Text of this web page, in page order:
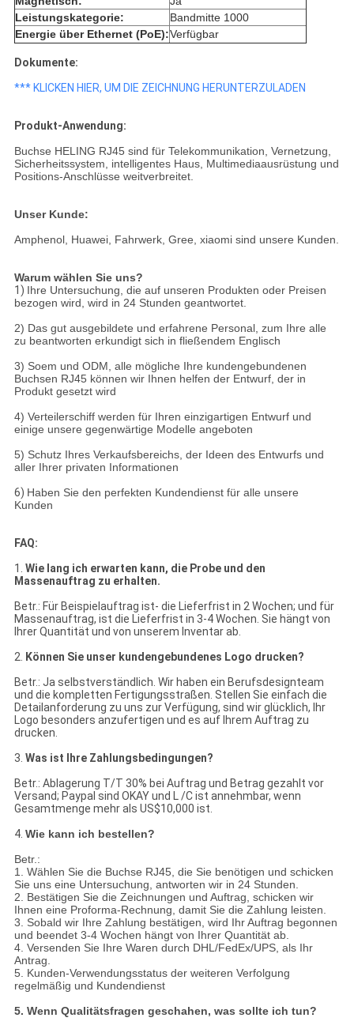
Leistungskategorie:
Bandmitte 1000
Energie über Ethernet (PoE):Verfügbar
Dokumente:
*** KLICKEN HIER, UM DIE ZEICHNUNG HERUNTERZULADEN
Produkt-Anwendung:
Buchse HELING RJ45 sind für Telekommunikation, Vernetzung,
Sicherheitssystem, intelligentes Haus, Multimediaausrüstung und
Positions-Anschlüsse weitverbreitet.
Unser Kunde:
Amphenol, Huawei, Fahrwerk, Gree, xiaomi sind unsere Kunden.
Warum wählen Sie uns?
1) Ihre Untersuchung, die auf unseren Produkten oder Preisen
bezogen wird, wird in 24 Stunden geantwortet.
2) Das gut ausgebildete und erfahrene Personal, zum Ihre alle
zu beantworten erkundigt sich in fließendem Englisch
3) Soem und ODM, alle mögliche Ihre kundengebundenen
Buchsen RJ45 können wir Ihnen helfen der Entwurf, der in
Produkt gesetzt wird
4) Verteilerschiff werden für Ihren einzigartigen Entwurf und
einige unsere gegenwärtige Modelle angeboten
5) Schutz Ihres Verkaufsbereichs, der Ideen des Entwurfs und
aller Ihrer privaten Informationen
6) Haben Sie den perfekten Kundendienst für alle unsere
Kunden
FAQ:
1. Wie lang ich erwarten kann, die Probe und den
Massenauftrag zu erhalten.
Betr.: Für Beispielauftrag ist- die Lieferfrist in 2 Wochen; und für
Massenauftrag, ist die Lieferfrist in 3-4 Wochen. Sie hängt von
Ihrer Quantität und von unserem Inventar ab.
2. Können Sie unser kundengebundenes Logo drucken?
Betr.: Ja selbstverständlich. Wir haben ein Berufsdesignteam
und die kompletten Fertigungsstraßen. Stellen Sie einfach die
Detailanforderung zu uns zur Verfügung, sind wir glücklich, Ihr
Logo besonders anzufertigen und es auf Ihrem Auftrag zu
drucken.
3. Was ist Ihre Zahlungsbedingungen?
Betr.: Ablagerung T/T 30% bei Auftrag und Betrag gezahlt vor
Versand; Paypal sind OKAY und L /C ist annehmbar, wenn
Gesamtmenge mehr als US$10,000 ist.
4. Wie kann ich bestellen?
Betr.:
1. Wählen Sie die Buchse RJ45, die Sie benötigen und schicken
Sie uns eine Untersuchung, antworten wir in 24 Stunden.
2. Bestätigen Sie die Zeichnungen und Auftrag, schicken wir
Ihnen eine Proforma-Rechnung, damit Sie die Zahlung leisten.
3. Sobald wir Ihre Zahlung bestätigen, wird Ihr Auftrag begonnen
und beendet 3-4 Wochen hängt von Ihrer Quantität ab.
4. Versenden Sie Ihre Waren durch DHL/FedEx/UPS, als Ihr
Antrag.
5. Kunden-Verwendungsstatus der weiteren Verfolgung
regelmäßig und Kundendienst
5. Wenn Qualitätsfragen geschahen, was sollte ich tun?